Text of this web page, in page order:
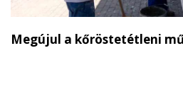
Megújul a kőröstetétleni